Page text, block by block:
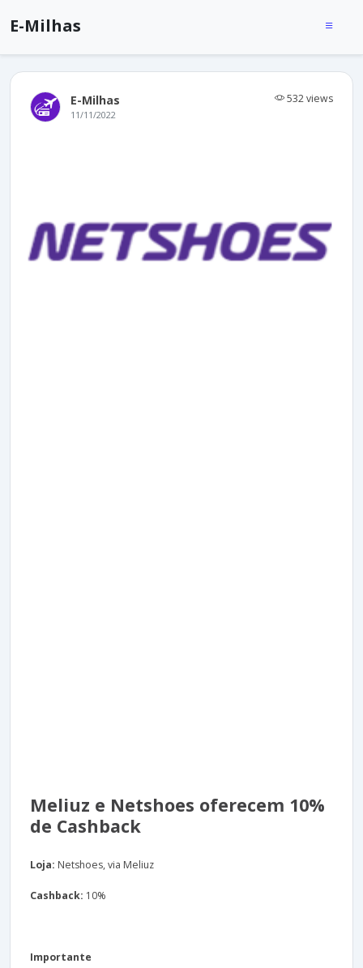
E-Milhas
E-Milhas 532 views
11/11/2022
Meliuz e Netshoes oferecem 10%
de Cashback
Loja: Netshoes, via Meliuz
Cashback: 10%
Importante